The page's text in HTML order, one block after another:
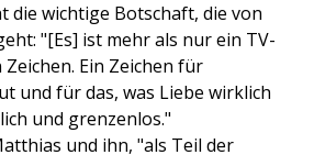
die wichtige Botschaft, die von
"[Es] ist mehr als nur ein TV-
Ein Zeichen für
und für das, was Liebe wirklich
und grenzenlos."
und ihn, "als Teil der